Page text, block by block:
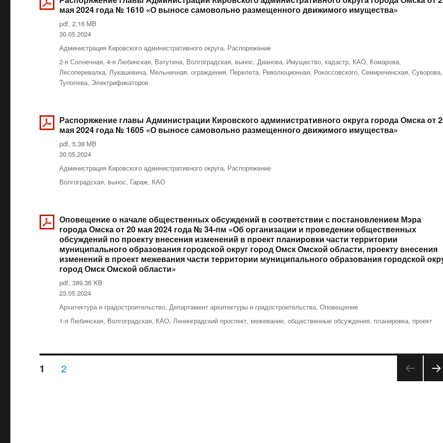
мая 2024 года № 1610 «О выносе самовольно размещенного движимого имущества»
pdf, 2,16 MB
Опубликовано
30.05.2024
Рубрики
Администрация Кировского административного округа, Распоряжение
Метки
2-я Солнечная,4-я Любинская, Ватутина, Волгоградская, вынос,Дианова, Имущество, кадастр, КАО, Комарова,
Лесоперевалка,Лукашевича, Мельничная,ограждения, Перелета, Революционная, Рокоссовского,Семиреченская,Суворова,
Туполева, Электрификаторов
Распоряжение главы Администрации Кировского административного округа города Омска от
мая 2024 года № 1605 «О выносе самовольно размещенного движимого имущества»
pdf, 5,38 MB
Опубликовано
30.05.2024
Рубрики
Администрация Кировского административного округа, Распоряжение
Метки
Волгоградская, вынос, Гараж, КАО
Оповещение о начале общественных обсуждений в соответствии с постановлением Мэра
города Омска от 20 мая 2024 года № 34-пм «Об организации и проведении общественных
обсуждений по проекту внесения изменений в проект планировки части территории
муниципального образования городской округ город Омск Омской области, проекту внесения
изменений в проект межевания части территории муниципального образования городской
город Омск Омской области»
pdf, 389,36 KB
Опубликовано
23.05.2024
Рубрики
Архитектура и градостроительство,Департамент архитектуры и градостроительства,Оповещение
Метки
1-я Любинская, Волгоградская, КАО,Ленинградский проспект, межевание,общественные обсуждения, планировка, проект
Навигация
СТРАНИЦА
1 СТРАНИЦА
2